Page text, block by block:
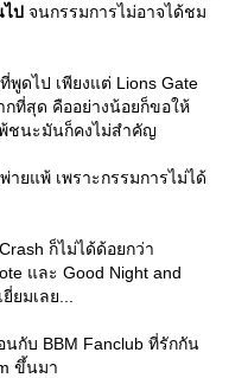
ไป จนกรรมการไม่อาจได้ชม
พูดไป เพียงแต่ Lions Gate
กที่สุด คืออย่างน้อยก็ขอให้
ชนะมันก็คงไม่สำคัญ
ยแพ้ เพราะกรรมการไม่ได้
ก็ไม่ได้ด้อยกว่า
และ Good Night and
มเลย...
นกับ BBM Fanclub ที่รักกัน
ขึ้นมา